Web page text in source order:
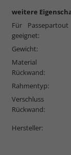
weitere
Für Passepartout
geeignet:
Gewicht:
Material
Rückwand:
Rahmentyp:
Verschluss
Rückwand:
Hersteller: